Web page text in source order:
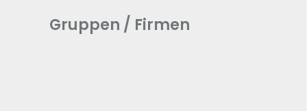
Gruppen / Firmen